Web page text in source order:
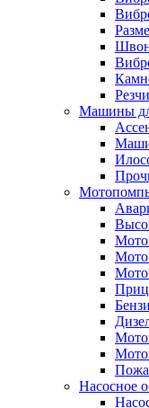
Машины
Насосное